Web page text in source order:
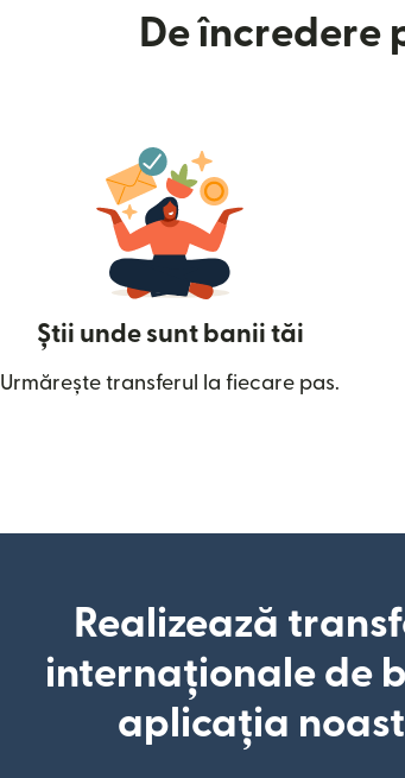
De încredere
Știi unde sunt banii tăi
Urmărește transferul la fiecare pas.
Realizează
internaționale de
aplicația